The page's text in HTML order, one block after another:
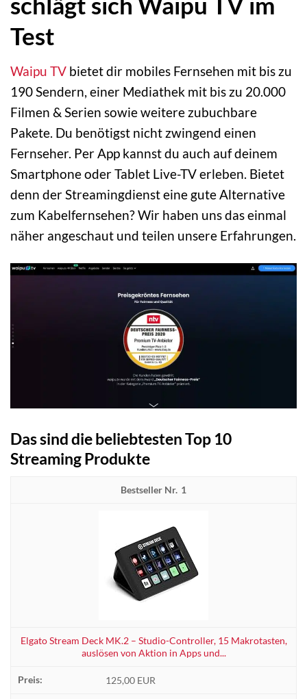
Test
Waipu TV bietet dir mobiles Fernsehen mit bis zu
190 Sendern, einer Mediathek mit bis zu 20.000
Filmen & Serien sowie weitere zubuchbare
Pakete. Du benötigst nicht zwingend einen
Fernseher. Per App kannst du auch auf deinem
Smartphone oder Tablet Live-TV erleben. Bietet
denn der Streamingdienst eine gute Alternative
zum Kabelfernsehen? Wir haben uns das einmal
näher angeschaut und teilen unsere Erfahrungen.
Das sind die beliebtesten Top 10
Streaming Produkte
1
Elgato Stream Deck MK.2 – Studio-Controller, 15 Makrotasten,
auslösen von Aktion in Apps und...
125,00 EUR